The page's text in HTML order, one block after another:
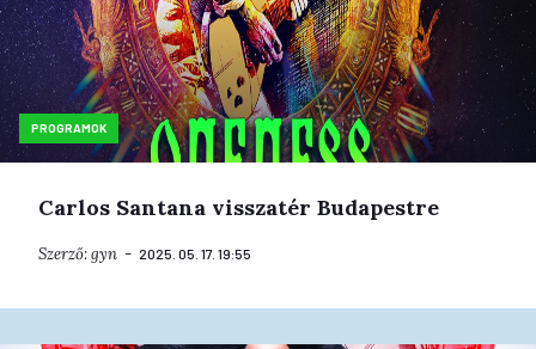
PROGRAMOK
Carlos Santana visszatér Budapestre
Szerző:gyn 2025. 05. 17. 19:55